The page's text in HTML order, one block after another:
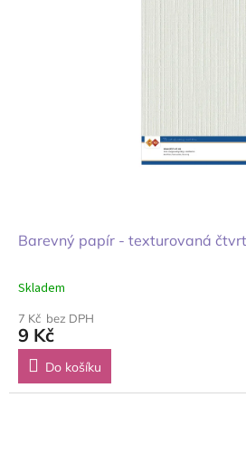
Barevný papír - texturovaná
Skladem
7 Kč bez DPH
9 Kč
Do košíku